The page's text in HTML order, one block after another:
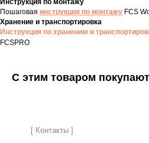
Пошаговая инструкция по монтажу FCS
Хранение и транспортировка
Инструкция по хранению и
FCSPRO
С этим товаром покупают
[ Контакты ]